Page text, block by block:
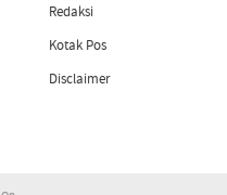
Redaksi
Kotak Pos
Disclaimer